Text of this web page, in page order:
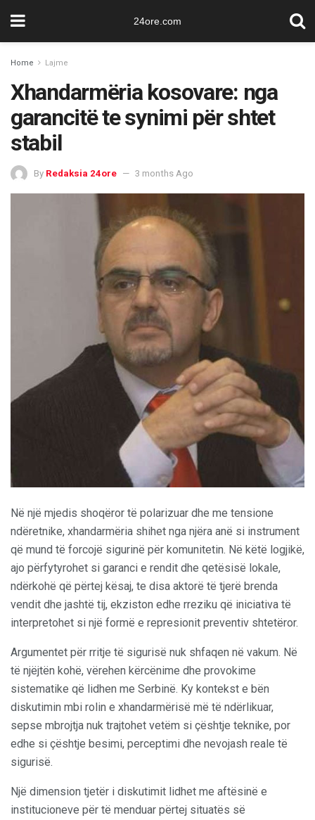
24ore.com
Home Lajme
Xhandarmëria kosovare: nga
garancitë te synimi për shtet
stabil
By Redaksia 24ore 3 months Ago
Në një mjedis shoqëror të polarizuar dhe me tensione
ndëretnike, xhandarmëria shihet nga njëra anë si instrument
që mund të forcojë sigurinë për komunitetin. Në këtë logjikë,
ajo përfytyrohet si garanci e rendit dhe qetësisë lokale,
ndërkohë që përtej kësaj, te disa aktorë të tjerë brenda
vendit dhe jashtë tij, ekziston edhe rreziku që iniciativa të
interpretohet si një formë e represionit preventiv shtetëror.
Argumentet për rritje të sigurisë nuk shfaqen në vakum. Në
të njëjtën kohë, vërehen kërcënime dhe provokime
sistematike që lidhen me Serbinë. Ky kontekst e bën
diskutimin mbi rolin e xhandarmërisë më të ndërlikuar,
sepse mbrojtja nuk trajtohet vetëm si çështje teknike, por
edhe si çështje besimi, perceptimi dhe nevojash reale të
sigurisë.
Një dimension tjetër i diskutimit lidhet me aftësinë e
institucioneve për të menduar përtej situatës së